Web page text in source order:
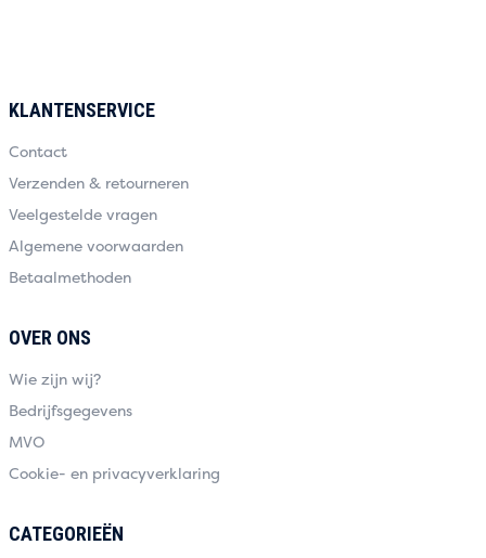
KLANTENSERVICE
Contact
Verzenden & retourneren
Veelgestelde vragen
Algemene voorwaarden
Betaalmethoden
OVER ONS
Wie zijn wij?
Bedrijfsgegevens
MVO
Cookie- en privacyverklaring
CATEGORIEËN